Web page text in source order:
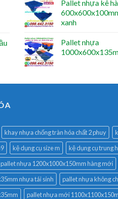
Pallet nhựa kê
xanh
Pallet nhựa
khay nhựa chống tràn hóa chất 2 phuy
kệ dụng cụ size m kệ dụng cụ trung
pallet nhựa 1200x1000x150mm hàng mới
nhựa tái sinh
pallet nhựa không
pallet nhựa mới